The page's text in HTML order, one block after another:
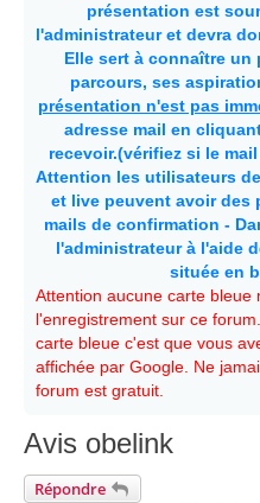
présentation est
l'administrateur et devra
Elle sert à connaître un
parcours, ses
présentation n'est pas
adresse mail en
recevoir.(vérifiez si le
Attention les utilisateurs
et live peuvent avoir des
mails de confirmation -
l'administrateur à l'aide
située en
Attention aucune carte bleue
l'enregistrement sur ce
carte bleue c'est que vous
affichée par Google. Ne
forum est gratuit.
Avis obelink
Répondre